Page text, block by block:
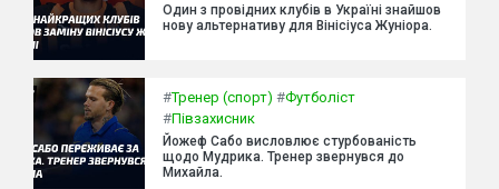
Один з провідних клубів в Україні знайшов
нову альтернативу для Вінісіуса Жуніора.
#Тренер (спорт) #Футболіст
#Півзахисник
Йожеф Сабо висловлює стурбованість
щодо Мудрика. Тренер звернувся до
Михайла.